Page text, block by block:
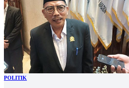
POLITIK